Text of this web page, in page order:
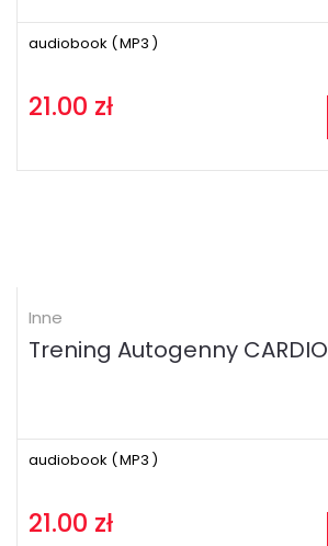
audiobook (MP3 )
21.00 zł
Inne
Trening Autogenny CARDIO
audiobook (MP3 )
21.00 zł